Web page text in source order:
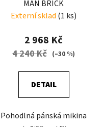
MAN BRICK
Externí sklad (1 ks)
2 968 Kč
4 240 Kč (–30 %)
DETAIL
Pohodlná pánská mikina